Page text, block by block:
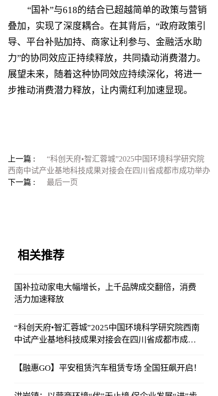
“国补”与618的结合已超越简单的政策与营销
叠加，实现了深度耦合。在其背后，“政府政策引
导、平台补贴加持、商家让利参与、金融活水助
力”的协同效应正持续释放，共同撬动消费潜力。
展望未来，随着这种协同效应持续深化，将进一
步推动消费潜力释放，让内需红利加速显现。
上一篇 :
“科创天府•智汇蓉城”2025中国环境科学研究院
西南中试产业基地科技成果对接会在四川省成都市成功举办
下一篇 :
最后一页
相关推荐
国补拉动家电大幅增长，上千品牌成交翻倍，消费
活力加速释放
“科创天府•智汇蓉城”2025中国环境科学研究院西南
中试产业基地科技成果对接会在四川省成都市成功
【融惠GO】平安租赁汽车租赁专场 全国狂飙开启！